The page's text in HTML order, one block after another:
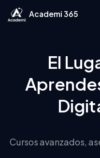
Academi 365
El
Cursos avanzados,